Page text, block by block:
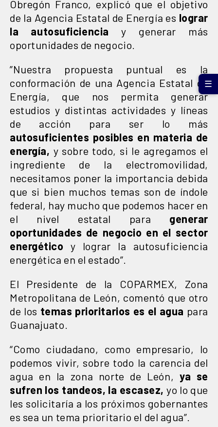
Obregón Franco, explicó que el objetivo
de la Agencia Estatal de Energía es lograr
la autosuficiencia y generar más
oportunidades de negocio.
”Nuestra propuesta puntual es la
conformación de una Agencia Estatal de
Energía, que nos permita generar
estudios y distintas actividades y líneas
de acción para ser lo más
autosuficientes posibles en materia de
energía, y sobre todo, si le agregamos el
ingrediente de la electromovilidad,
necesitamos poner la importancia debida
que si bien muchos temas son de índole
federal, hay mucho que podemos hacer en
el nivel estatal para generar
oportunidades de negocio en el sector
energético y lograr la autosuficiencia
energética en el estado”.
El Presidente de la COPARMEX, Zona
Metropolitana de León, comentó que otro
de los temas prioritarios es el agua para
Guanajuato.
“Como ciudadano, como empresario, lo
podemos vivir, sobre todo la carencia del
agua en la zona norte de León, ya se
sufren los tandeos, la escasez, yo lo que
les solicitaría a los próximos gobernantes
es sea un tema prioritario el del agua”.
☰